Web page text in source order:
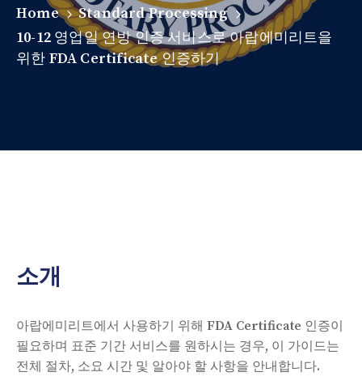
Home
Standard Processing
10-12 영업일 연방 인증 서비스로 아랍에미리트을
위한 FDA Certificate 인증하기
소개
아랍에미리트에서 사용하기 위해 FDA Certificate 인증이
필요하며 표준 기간 서비스를 원하시는 경우, 이 가이드는
전체 절차, 소요 시간 및 알아야 할 사항을 안내합니다.